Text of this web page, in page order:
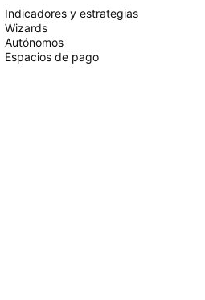
Indicadores y estrategias
Wizards
Autónomos
Espacios de pago